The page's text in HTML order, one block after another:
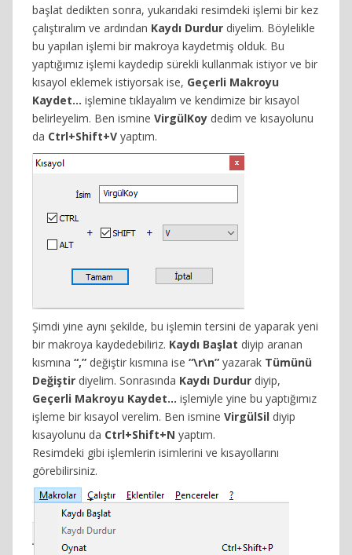
başlat dedikten sonra, yukarıdaki resimdeki işlemi bir kez
çalıştıralım ve ardından Kaydı Durdur diyelim. Böylelikle
bu yapılan işlemi bir makroya kaydetmiş olduk. Bu
yaptığımız işlemi kaydedip sürekli kullanmak istiyor ve bir
kısayol eklemek istiyorsak ise, Geçerli Makroyu
Kaydet… işlemine tıklayalım ve kendimize bir kısayol
belirleyelim. Ben ismine VirgülKoy dedim ve kısayolunu
da Ctrl+Shift+V yaptım.
Şimdi yine aynı şekilde, bu işlemin tersini de yaparak yeni
bir makroya kaydedebiliriz. Kaydı Başlat diyip aranan
kısmına “,” değiştir kısmına ise “\r\n” yazarak Tümünü
Değiştir diyelim. Sonrasında Kaydı Durdur diyip,
Geçerli Makroyu Kaydet… işlemiyle yine bu yaptığımız
işleme bir kısayol verelim. Ben ismine VirgülSil diyip
kısayolunu da Ctrl+Shift+N yaptım.
Resimdeki gibi işlemlerin isimlerini ve kısayollarını
görebilirsiniz.